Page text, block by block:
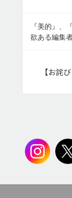
『美的』、
欲ある編集
【お詫